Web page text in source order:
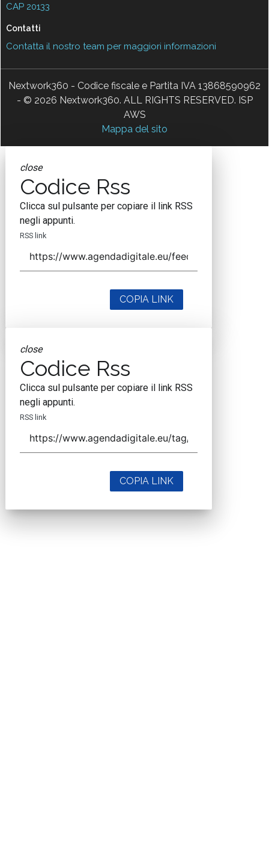
CAP 20133
Contatti
Contatta il nostro team per maggiori informazioni
Nextwork360 - Codice fiscale e Partita IVA 13868590962
- © 2026 Nextwork360. ALL RIGHTS RESERVED. ISP
AWS
Mappa del sito
close
Codice Rss
Clicca sul pulsante per copiare il link RSS
negli appunti.
RSS link
COPIA LINK
close
Codice Rss
Clicca sul pulsante per copiare il link RSS
negli appunti.
RSS link
COPIA LINK